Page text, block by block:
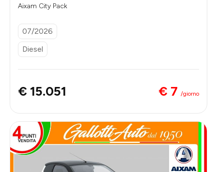
Aixam City Pack
07/2026
Diesel
€ 15.051 € 7 /giorno